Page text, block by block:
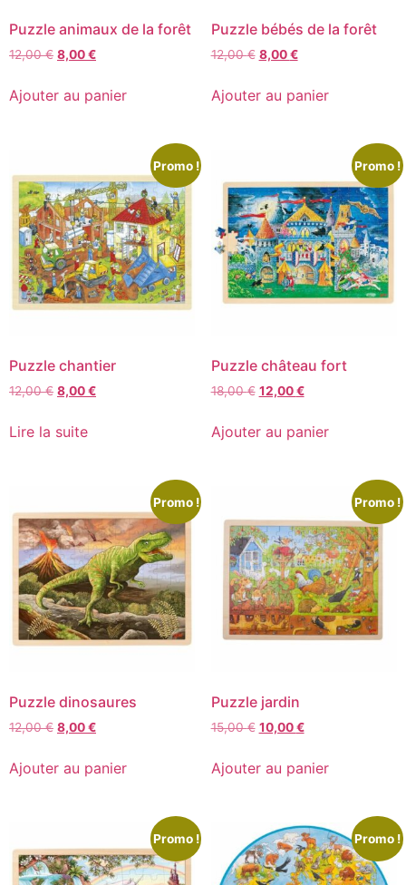
Puzzle animaux de la forêt
12,00€ 8,00€
Ajouter au panier
Puzzle bébés de la forêt
12,00€ 8,00€
Ajouter au panier
Promo !
Puzzle chantier
12,00€ 8,00€
Lire la suite
Promo !
Puzzle château fort
18,00€ 12,00€
Ajouter au panier
Promo !
Puzzle dinosaures
12,00€ 8,00€
Ajouter au panier
Promo !
Puzzle jardin
15,00€ 10,00€
Ajouter au panier
Promo ! Promo !